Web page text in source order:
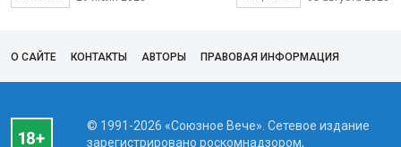
О САЙТЕ КОНТАКТЫ АВТОРЫ ПРАВОВАЯ ИНФОРМАЦИЯ
© 1991-2026 «Союзное Вече». Сетевое издание
зарегистрировано роскомнадзором,